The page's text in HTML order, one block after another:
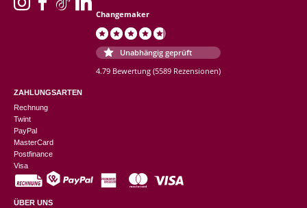
Changemaker
Unabhängig geprüft
4.79 Bewertung (5589 Rezensionen)
ZAHLUNGSARTEN
Rechnung
Twint
PayPal
MasterCard
Postfinance
Visa
ÜBER UNS